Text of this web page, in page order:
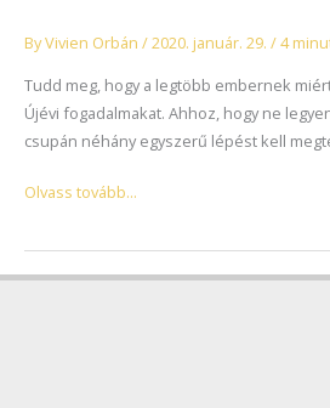
ByVivien Orbán /2020. január. 29. /4
Tudd meg, hogy a legtöbb embernek
Újévi fogadalmakat. Ahhoz, hogy ne
csupán néhány egyszerű lépést kell
Olvass tovább...